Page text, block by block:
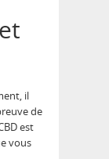
il
de
est
vous